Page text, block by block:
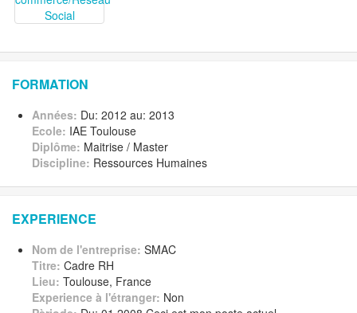
FORMATION
Années: Du: 2012 au: 2013
Ecole: IAE Toulouse
Diplôme: Maitrise / Master
Discipline: Ressources Humaines
EXPERIENCE
Nom de l'entreprise: SMAC
Titre: Cadre RH
Lieu: Toulouse, France
Experience à l'étranger: Non